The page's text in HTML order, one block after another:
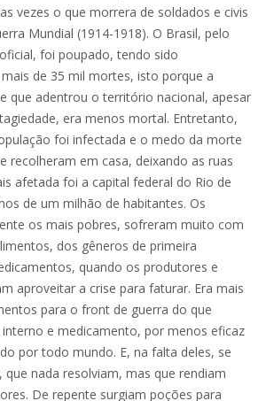
vezes o que morrera de soldados e civis
Mundial (1914-1918). O Brasil, pelo
foi poupado, tendo sido
de 35 mil mortes, isto porque a
que adentrou o território nacional, apesar
era menos mortal. Entretanto,
foi infectada e o medo da morte
recolheram em casa, deixando as ruas
afetada foi a capital federal do Rio de
de um milhão de habitantes. Os
os mais pobres, sofreram muito com
dos gêneros de primeira
quando os produtores e
aproveitar a crise para faturar. Era mais
para o front de guerra do que
e medicamento, por menos eficaz
por todo mundo. E, na falta deles, se
que nada resolviam, mas que rendiam
De repente surgiam poções para